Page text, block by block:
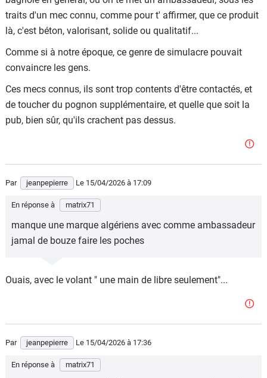
traits d'un mec connu, comme pour t' affirmer, que ce produit
là, c'est béton, valorisant, solide ou qualitatif...
Comme si à notre époque, ce genre de simulacre pouvait
convaincre les gens.
Ces mecs connus, ils sont trop contents d'être contactés, et
de toucher du pognon supplémentaire, et quelle que soit la
pub, bien sûr, qu'ils crachent pas dessus.
Par jeanpepierre Le 15/04/2026 à 17:09
En réponse à matrix71
manque une marque algériens avec comme ambassadeur
jamal de bouze faire les poches
Ouais, avec le volant " une main de libre seulement"...
Par jeanpepierre Le 15/04/2026 à 17:36
En réponse à matrix71